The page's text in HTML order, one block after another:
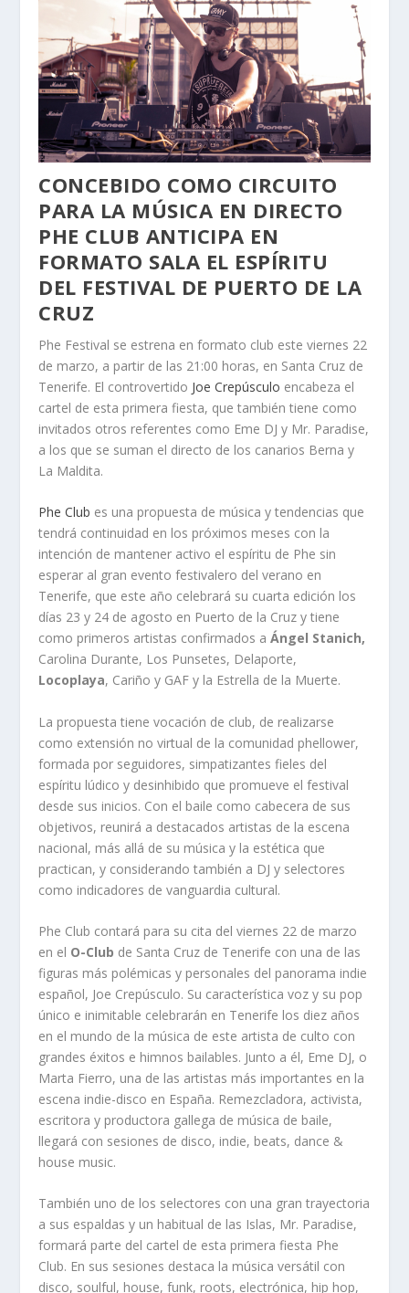
CONCEBIDO COMO CIRCUITO
PARA LA MÚSICA EN DIRECTO
PHE CLUB ANTICIPA EN
FORMATO SALA EL ESPÍRITU
DEL FESTIVAL DE PUERTO DE LA
CRUZ
Phe Festival se estrena en formato club este viernes 22
de marzo, a partir de las 21:00 horas, en Santa Cruz de
Tenerife. El controvertido Joe Crepúsculo encabeza el
cartel de esta primera fiesta, que también tiene como
invitados otros referentes como Eme DJ y Mr. Paradise,
a los que se suman el directo de los canarios Berna y
La Maldita.
Phe Club es una propuesta de música y tendencias que
tendrá continuidad en los próximos meses con la
intención de mantener activo el espíritu de Phe sin
esperar al gran evento festivalero del verano en
Tenerife, que este año celebrará su cuarta edición los
días 23 y 24 de agosto en Puerto de la Cruz y tiene
como primeros artistas confirmados aÁngel Stanich,
Carolina Durante, Los Punsetes, Delaporte,
Locoplaya, Cariño y GAF y la Estrella de la Muerte.
La propuesta tiene vocación de club, de realizarse
como extensión no virtual de la comunidad phellower,
formada por seguidores, simpatizantes fieles del
espíritu lúdico y desinhibido que promueve el festival
desde sus inicios. Con el baile como cabecera de sus
objetivos, reunirá a destacados artistas de la escena
nacional, más allá de su música y la estética que
practican, y considerando también a DJ y selectores
como indicadores de vanguardia cultural.
Phe Club contará para su cita del viernes 22 de marzo
en el O-Club de Santa Cruz de Tenerife con una de las
figuras más polémicas y personales del panorama indie
español, Joe Crepúsculo. Su característica voz y su pop
único e inimitable celebrarán en Tenerife los diez años
en el mundo de la música de este artista de culto con
grandes éxitos e himnos bailables. Junto a él, Eme DJ, o
Marta Fierro, una de las artistas más importantes en la
escena indie-disco en España. Remezcladora, activista,
escritora y productora gallega de música de baile,
llegará con sesiones de disco, indie, beats, dance &
house music.
También uno de los selectores con una gran trayectoria
a sus espaldas y un habitual de las Islas, Mr. Paradise,
formará parte del cartel de esta primera fiesta Phe
Club. En sus sesiones destaca la música versátil con
disco, soulful, house, funk, roots, electrónica, hip hop,